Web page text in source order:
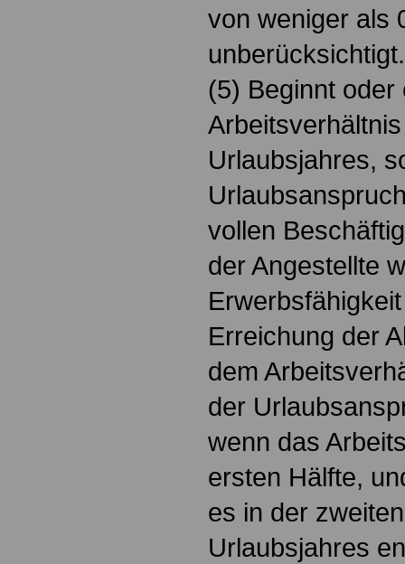
von weniger als
unberücksichtigt.
(5) Beginnt oder
Urlaubsjahres,
vollen
der Angestellte
Erreichung der
dem
der
wenn das
ersten Hälfte,
es in der
Urlaubsjahres